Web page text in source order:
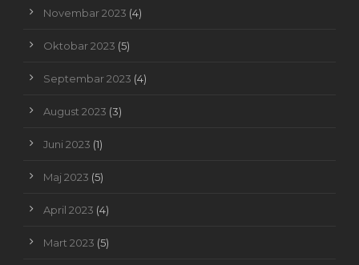
Novembar 2023 (4)
Oktobar 2023 (5)
Septembar 2023 (4)
August 2023 (3)
Juni 2023 (1)
Maj 2023 (5)
April 2023 (4)
Mart 2023 (5)